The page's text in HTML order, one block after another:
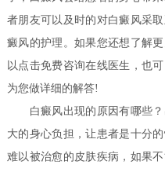
者朋友可以及时的对白癜风采
癜风的护理。如果您还想了解
以点击免费咨询在线医生，也
为您做详细的解答!
白癜风出现的原因有哪些？
大的身心负担，让患者是十分
难以被治愈的皮肤疾病，如果